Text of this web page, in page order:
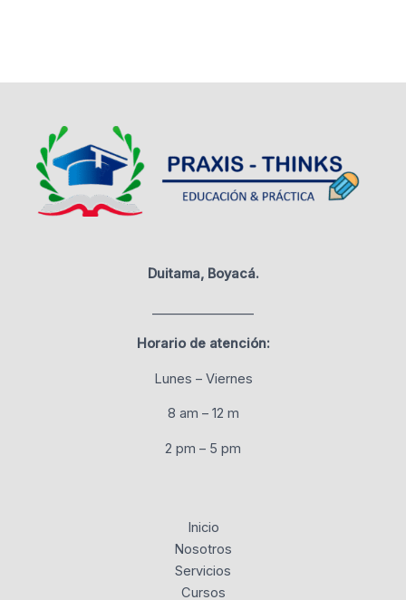
Duitama, Boyacá.
Horario de atención:
Lunes – Viernes
8 am – 12 m
2 pm – 5 pm
Inicio
Nosotros
Servicios
Cursos